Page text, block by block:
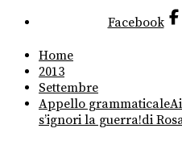
Facebook
Home
2013
Settembre
Appello
s’ignori la guerra!di